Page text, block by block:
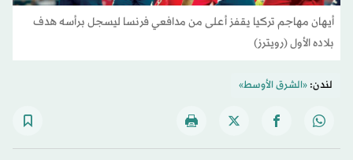
أيهان مهاجم تركيا يقفز أعلى من مدافعي فرنسا ليسجل برأسه هدف
بلاده الأول (رويترز)
لندن:«الشرق الأوسط»